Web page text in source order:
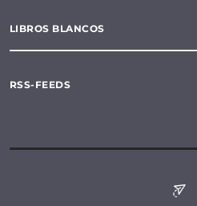
LIBROS BLANCOS
RSS-FEEDS